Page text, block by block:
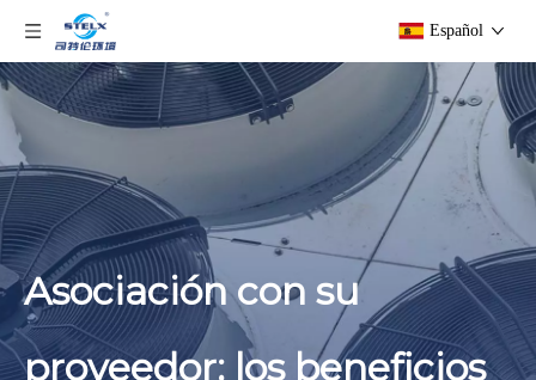
Español
Asociación con su
proveedor: los beneficios